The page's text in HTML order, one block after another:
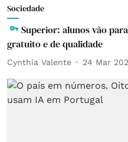
Sociedade
Superior: alunos vão
gratuito e de qualidade
Cynthia Valente 24 Mar